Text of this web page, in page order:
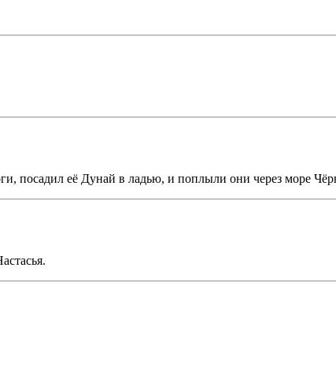
посадил её Дунай в ладью, и поплыли они через море